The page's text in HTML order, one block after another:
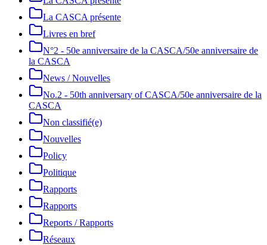
La CASCA présente
Livres en bref
N°2 - 50e anniversaire de la CASCA/50e anniversaire de
la CASCA
News / Nouvelles
No.2 - 50th anniversary of CASCA/50e anniversaire de la
CASCA
Non classifié(e)
Nouvelles
Policy
Politique
Rapports
Rapports
Reports / Rapports
Réseaux